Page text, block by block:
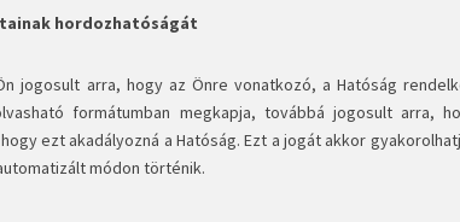
hordozhatóságát
jogosult arra, hogy az Önre vonatkozó, a Hatóság
formátumban megkapja, továbbá jogosult arra,
ezt akadályozná a Hatóság. Ezt a jogát akkor
módon történik.